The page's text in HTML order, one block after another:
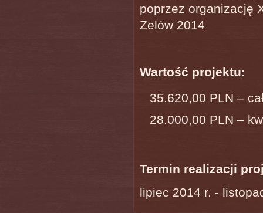
poprzez organizację
Zelów 2014
Wartość projektu:
35.620,00 PLN –
28.000,00 PLN –
Termin realizacji
lipiec 2014 r. -